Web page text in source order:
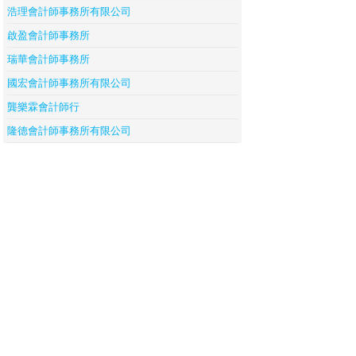
浩理會計師事務所有限公司
啟盈會計師事務所
瑞華會計師事務所
國宏會計師事務所有限公司
龔樂霖會計師行
隆德會計師事務所有限公司